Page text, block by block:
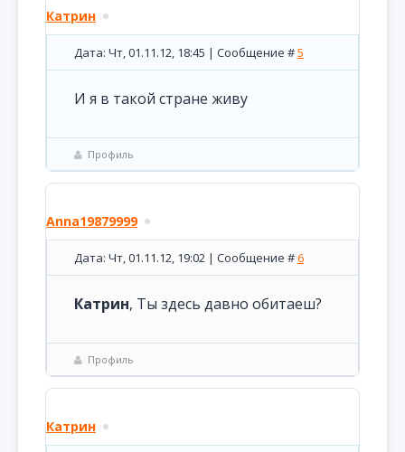
Катрин
Дата: Чт, 01.11.12, 18:45 | Сообщение #5
И я в такой стране живу
Профиль
Anna19879999
Дата: Чт, 01.11.12, 19:02 | Сообщение #6
Катрин, Ты здесь давно обитаеш?
Профиль
Катрин